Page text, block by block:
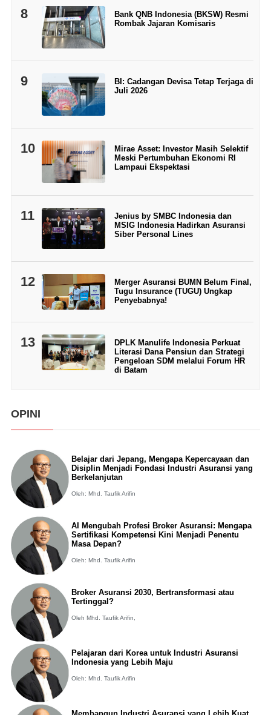
8
Bank QNB Indonesia (BKSW) Resmi
Rombak Jajaran Komisaris
9
BI: Cadangan Devisa Tetap Terjaga di
Juli 2026
10
Mirae Asset: Investor Masih Selektif
Meski Pertumbuhan Ekonomi RI
Lampaui Ekspektasi
11
Jenius by SMBC Indonesia dan
MSIG Indonesia Hadirkan Asuransi
Siber Personal Lines
12
Merger Asuransi BUMN Belum Final,
Tugu Insurance (TUGU) Ungkap
Penyebabnya!
13
DPLK Manulife Indonesia Perkuat
Literasi Dana Pensiun dan Strategi
Pengeloan SDM melalui Forum HR
di Batam
OPINI
Belajar dari Jepang, Mengapa Kepercayaan dan
Disiplin Menjadi Fondasi Industri Asuransi yang
Berkelanjutan
Oleh: Mhd. Taufik Arifin
AI Mengubah Profesi Broker Asuransi: Mengapa
Sertifikasi Kompetensi Kini Menjadi Penentu
Masa Depan?
Oleh: Mhd. Taufik Arifin
Broker Asuransi 2030, Bertransformasi atau
Tertinggal?
Oleh Mhd. Taufik Arifin,
Pelajaran dari Korea untuk Industri Asuransi
Indonesia yang Lebih Maju
Oleh: Mhd. Taufik Arifin